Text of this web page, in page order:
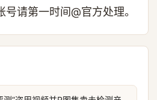
请第一时间@官方处理。